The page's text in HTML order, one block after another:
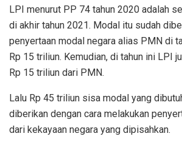
LPI menurut PP 74 tahun 2020 adalah
di akhir tahun 2021. Modal itu sudah
penyertaan modal negara alias PMN di
Rp 15 triliun. Kemudian, di tahun ini LPI
Rp 15 triliun dari PMN.
Lalu Rp 45 triliun sisa modal yang
diberikan dengan cara melakukan
dari kekayaan negara yang dipisahkan.